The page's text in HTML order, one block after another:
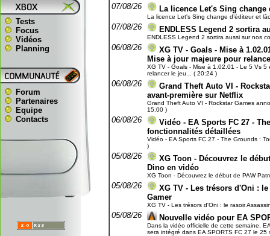
Tests
Focus
Vidéos
Planning
Forum
Partenaires
Equipe
Contacts
07/08/26 La licence Let's Sing change
La licence Let's Sing change d’éditeur et
07/08/26 ENDLESS Legend 2 sortira
ENDLESS Legend 2 sortira aussi sur nos
06/08/26
XG TV - Goals - Mise à
Mise à jour majeure pour
XG TV - Goals - Mise à 1.02.01 - Le 5 Vs
relancer le jeu... ( 20:24 )
06/08/26
Grand Theft Auto VI -
avant-première sur Netflix
Grand Theft Auto VI - Rockstar Games
15:00 )
06/08/26
Vidéo - EA Sports FC 27 -
fonctionnalités détaillées
Vidéo - EA Sports FC 27 - The Grounds :
)
05/08/26
XG Toon - Découvrez le
Dino en vidéo
XG Toon - Découvrez le début de PAW
05/08/26
XG TV - Les trésors d'Oni :
Gamer
XG TV - Les trésors d'Oni : le rasoir
05/08/26 Nouvelle vidéo pour EA
Dans la vidéo officielle de cette semaine,
sera intégré dans EA SPORTS FC 27 le